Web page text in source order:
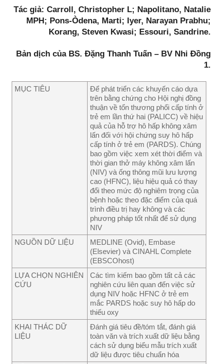
Tác giả: Carroll, Christopher L; Napolitano, Natalie
MPH; Pons-Òdena, Marti; Iyer, Narayan Prabhu;
Korang, Steven Kwasi; Essouri, Sandrine.
Bản dịch của BS. Đặng Thanh Tuấn – BV Nhi Đồng
1.
MỤC TIÊU
Để phát triển các khuyến cáo dựa
trên bằng chứng cho Hội nghị đồng
thuận về tổn thương phổi cấp tính ở
trẻ em lần thứ hai (PALICC) về hiệu
quả của hỗ trợ hô hấp không xâm
lấn đối với hội chứng suy hô hấp
cấp tính ở trẻ em (PARDS). Chúng
bao gồm việc xem xét thời điểm và
thời gian thở máy không xâm lấn
(NIV) và ống thông mũi lưu lượng
cao (HFNC), liệu hiệu quả có thay
đổi theo mức độ nghiêm trọng của
bệnh hoặc theo đặc điểm của quá
trình điều trị hay không và các
phương pháp tốt nhất để sử dụng
NIV
NGUỒN DỮ LIỆU
MEDLINE (Ovid), Embase
(Elsevier) và CINAHL Complete
(EBSCOhost)
LỰA CHỌN NGHIÊN
CỨU
Các tìm kiếm bao gồm tất cả các
nghiên cứu liên quan đến việc sử
dụng NIV hoặc HFNC ở trẻ em
mắc PARDS hoặc suy hô hấp do
thiếu oxy
KHAI THÁC DỮ
LIỆU
Đánh giá tiêu đề/tóm tắt, đánh giá
toàn văn và trích xuất dữ liệu bằng
cách sử dụng biểu mẫu trích xuất
dữ liệu được tiêu chuẩn hóa